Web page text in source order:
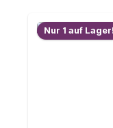
Nur 1 auf Lager!